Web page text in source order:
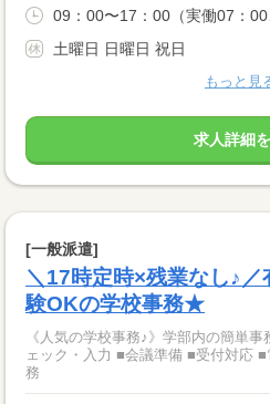
09：00〜17：00（実働07：
土曜日 日曜日 祝日
もっと見
求人詳細
[一般派遣]
＼17時定時×残業なし♪
験OKの学校事務★
《人気の学校事務♪》学部内の簡単
ェック・入力 ■会議準備 ■受付対応
務